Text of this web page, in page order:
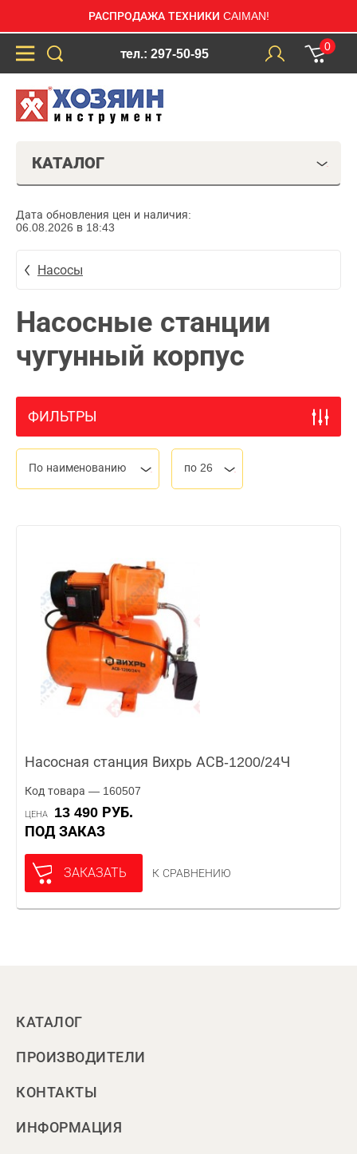
РАСПРОДАЖА ТЕХНИКИ CAIMAN!
тел.: 297-50-95
0
КАТАЛОГ
Дата обновления цен и наличия:
06.08.2026 в 18:43
Насосы
Насосные станции
чугунный корпус
ФИЛЬТРЫ
По наименованию по 26
Насосная станция Вихрь АСВ-1200/24Ч
Код товара — 160507
ЦЕНА
13 490 РУБ.
ПОД ЗАКАЗ
ЗАКАЗАТЬ К СРАВНЕНИЮ
КАТАЛОГ
ПРОИЗВОДИТЕЛИ
КОНТАКТЫ
ИНФОРМАЦИЯ